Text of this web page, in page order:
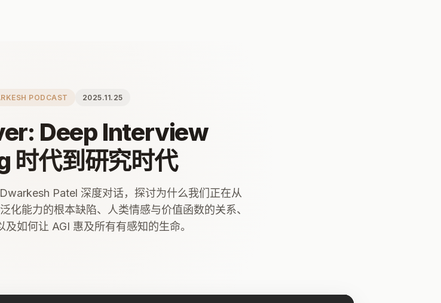
PODCAST 2025.11.25
Deep Interview
时代到研究时代
Patel 深度对话，探讨为什么我们正在从
化能力的根本缺陷、人类情感与价值函数的关系、
如何让 AGI 惠及所有有感知的生命。